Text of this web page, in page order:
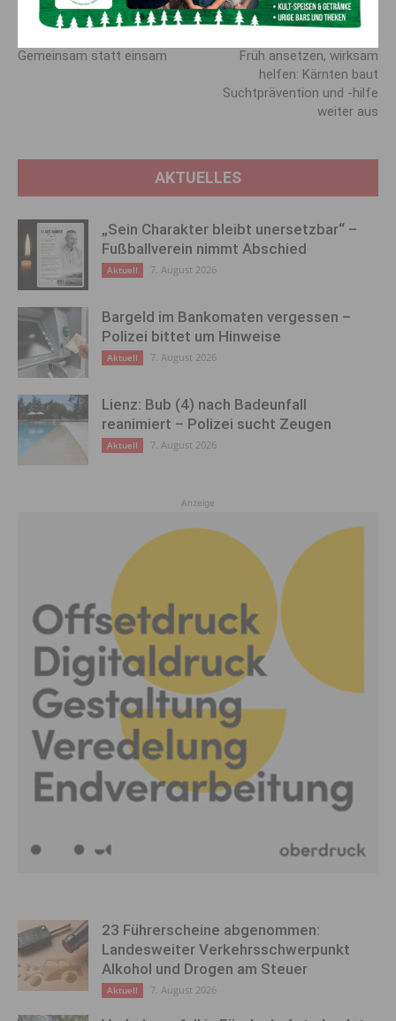
Vorheriger Artikel
Gemeinsam statt einsam
Nächster Artikel
Früh ansetzen, wirksam
helfen: Kärnten baut
Suchtprävention und -hilfe
weiter aus
AKTUELLES
„Sein Charakter bleibt unersetzbar“ –
Fußballverein nimmt Abschied
Aktuell 7. August 2026
Bargeld im Bankomaten vergessen –
Polizei bittet um Hinweise
Aktuell 7. August 2026
Lienz: Bub (4) nach Badeunfall
reanimiert – Polizei sucht Zeugen
Aktuell 7. August 2026
Anzeige
23 Führerscheine abgenommen:
Landesweiter Verkehrsschwerpunkt
Alkohol und Drogen am Steuer
Aktuell 7. August 2026